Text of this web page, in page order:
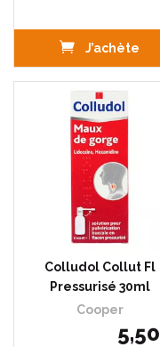
J’achète
Colludol Collut Fl
Pressurisé 30ml
Cooper
5,50